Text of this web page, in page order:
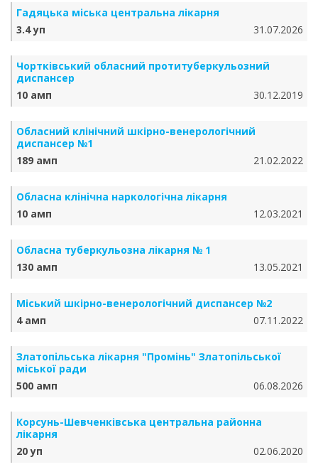
Гадяцька міська центральна лікарня
3.4 уп
31.07.2026
Чортківський обласний протитуберкульозний
диспансер
10 амп
30.12.2019
Обласний клінічний шкірно-венерологічний
диспансер №1
189 амп
21.02.2022
Обласна клінічна наркологічна лікарня
10 амп
12.03.2021
Обласна туберкульозна лікарня № 1
130 амп
13.05.2021
Міський шкірно-венерологічний диспансер №2
4 амп
07.11.2022
Златопільська лікарня "Промінь" Златопільської
міської ради
500 амп
06.08.2026
Корсунь-Шевченківська центральна районна
лікарня
20 уп
02.06.2020